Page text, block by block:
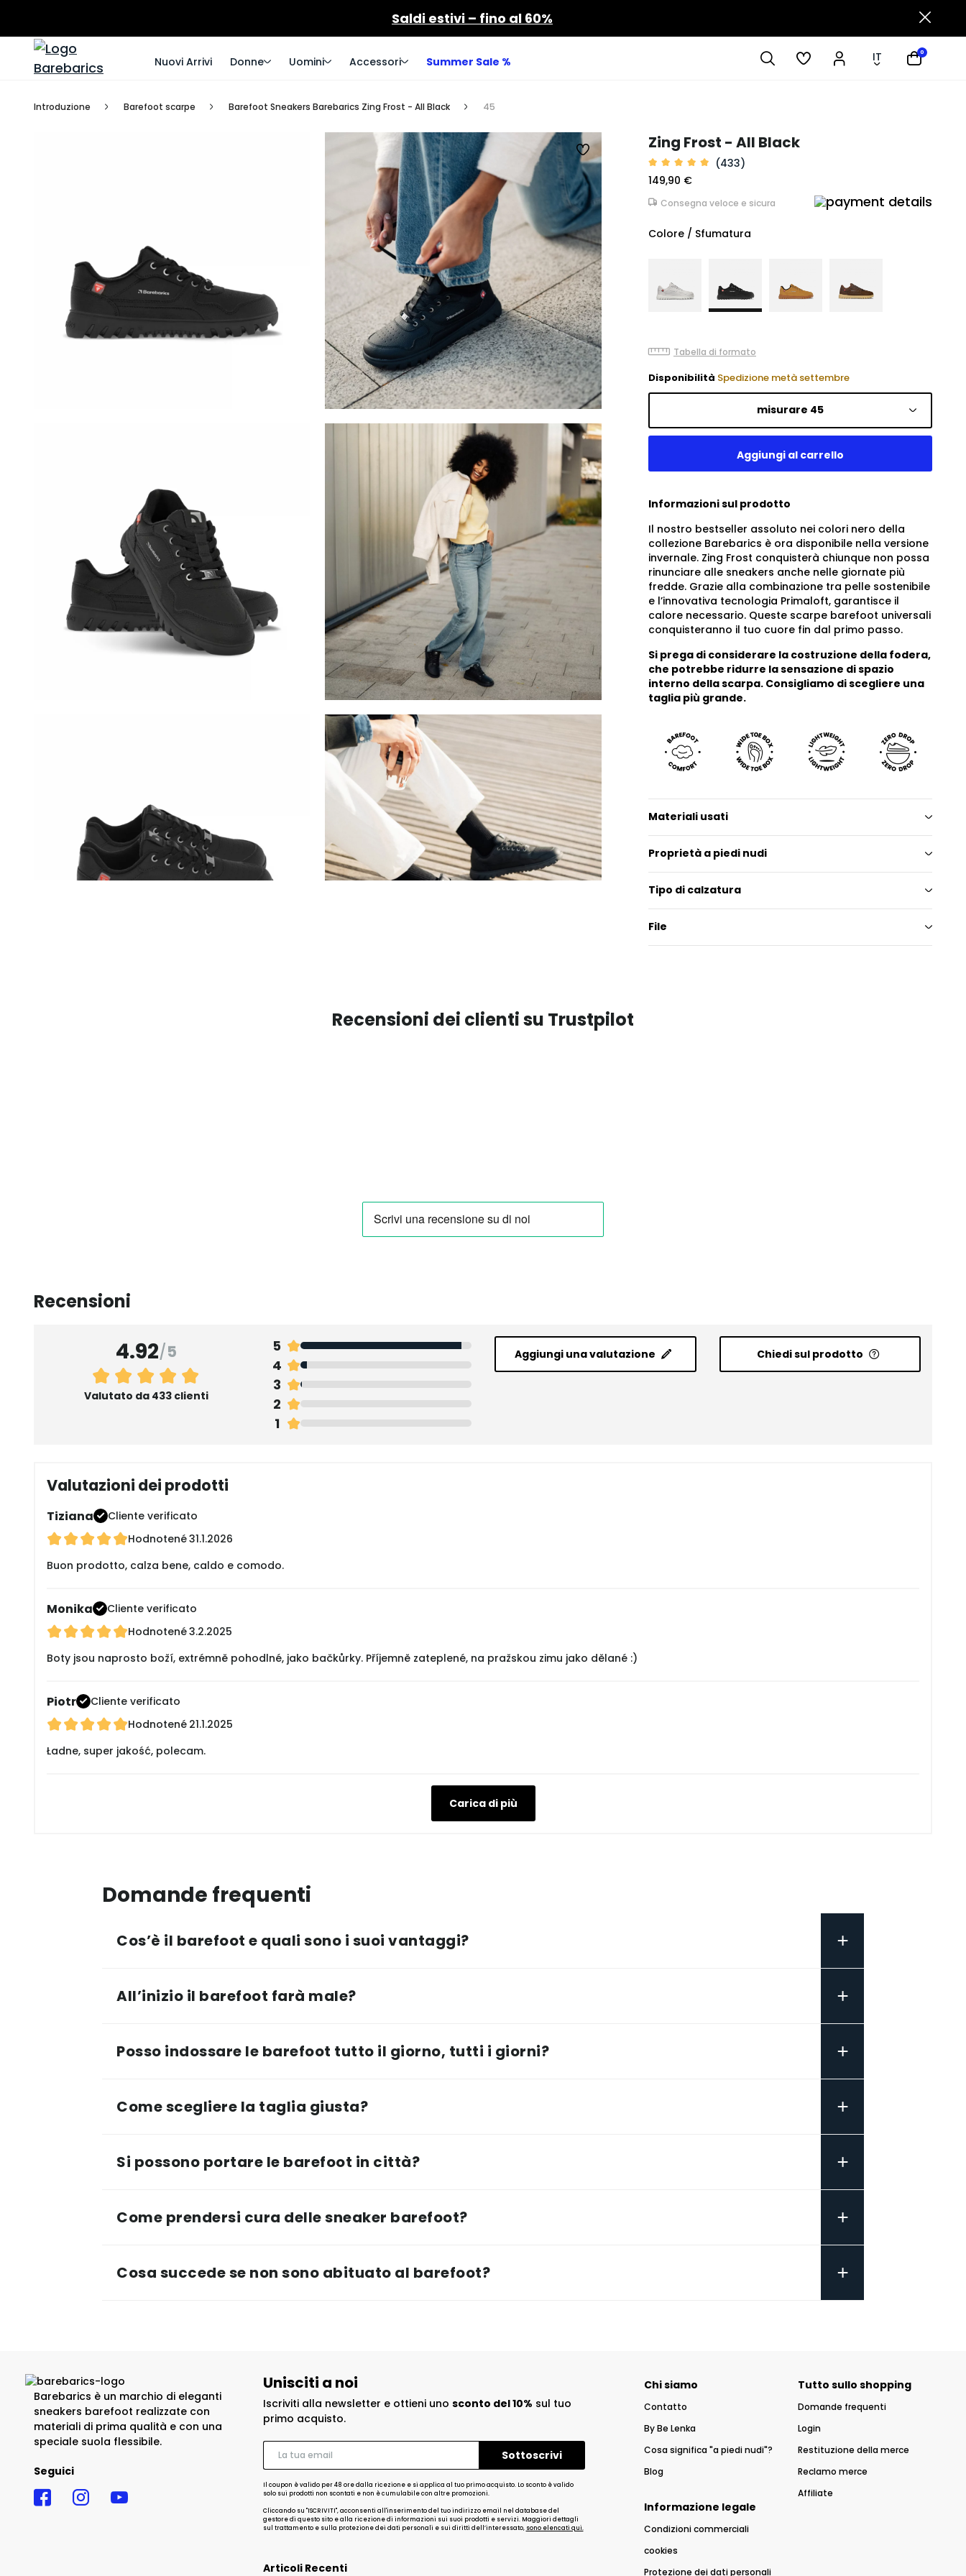
Saldi estivi – fino al 60%
Nuovi Arrivi Donne Uomini Accessori Summer Sale % IT 0
Introduzione Barefoot scarpe Barefoot Sneakers Barebarics Zing Frost - All Black 45
Zing Frost - All Black
(433)
149,90 €
Consegna veloce e sicura
Colore / Sfumatura
Tabella di formato
Disponibilità Spedizione metà settembre
misurare 45
Informazioni sul prodotto
Il nostro bestseller assoluto nei colori nero della
collezione Barebarics è ora disponibile nella versione
invernale. Zing Frost conquisterà chiunque non possa
rinunciare alle sneakers anche nelle giornate più
fredde. Grazie alla combinazione tra pelle sostenibile
e l’innovativa tecnologia Primaloft, garantisce il
calore necessario. Queste scarpe barefoot universali
conquisteranno il tuo cuore fin dal primo passo.
Si prega di considerare la costruzione della fodera,
che potrebbe ridurre la sensazione di spazio
interno della scarpa. Consigliamo di scegliere una
taglia più grande.
Materiali usati
Proprietà a piedi nudi
Tipo di calzatura
File
Recensioni dei clienti su Trustpilot
Recensioni
4.92/5
Valutato da 433 clienti
5
4
3
2
1
Aggiungi una valutazione Chiedi sul prodotto
Valutazioni dei prodotti
Tiziana
Cliente verificato
Hodnotené31.1.2026
Buon prodotto, calza bene, caldo e comodo.
Monika
Cliente verificato
Hodnotené3.2.2025
Boty jsou naprosto boží, extrémně pohodlné, jako bačkůrky. Příjemně zateplené, na pražskou zimu jako dělané :)
Piotr
Cliente verificato
Hodnotené 21.1.2025
Ładne, super jakość, polecam.
Carica di più
Domande frequenti
Cos’è il barefoot e quali sono i suoi vantaggi? +
All’inizio il barefoot farà male? +
Posso indossare le barefoot tutto il giorno, tutti i giorni? +
Come scegliere la taglia giusta? +
Si possono portare le barefoot in città? +
Come prendersi cura delle sneaker barefoot? +
Cosa succede se non sono abituato al barefoot? +
Barebarics è un marchio di eleganti
sneakers barefoot realizzate con
materiali di prima qualità e con una
speciale suola flessibile.
Seguici
Unisciti a noi
Iscriviti alla newsletter e ottieni uno sconto del 10% sul tuo
primo acquisto.
Il coupon è valido per 48 ore dalla ricezione e si applica al tuo primo acquisto. Lo sconto è valido
solo sui prodotti non scontati e non è cumulabile con altre promozioni.
Cliccando su "ISCRIVITI", acconsenti all'inserimento del tuo indirizzo email nel database del
gestore di questo sito e alla ricezione di informazioni sui suoi prodotti e servizi. Maggiori dettagli
sul trattamento e sulla protezione dei dati personali e sui diritti dell’interessato, sono elencati qui.
Articoli Recenti
Chi siamo
Contatto
By Be Lenka
Cosa significa "a piedi nudi"?
Blog
Tutto sullo shopping
Domande frequenti
Login
Restituzione della merce
Reclamo merce
Affiliate
Informazione legale
Condizioni commerciali
cookies
Protezione dei dati personali